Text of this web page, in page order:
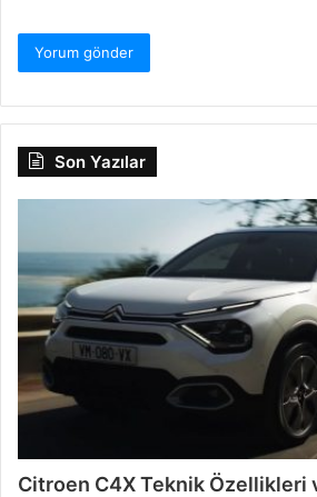
Son Yazılar
Citroen C4X Teknik Özellikleri